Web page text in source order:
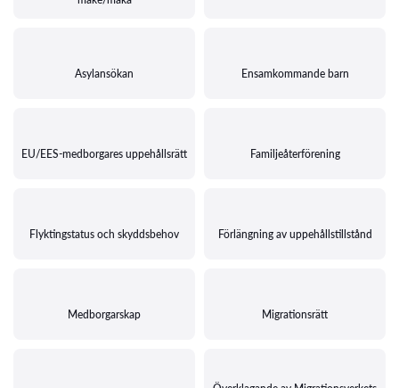
Asylansökan Ensamkommande barn
EU/EES-medborgares uppehållsrätt Familjeåterförening
Flyktingstatus och skyddsbehov Förlängning av uppehållstillstånd
Medborgarskap Migrationsrätt